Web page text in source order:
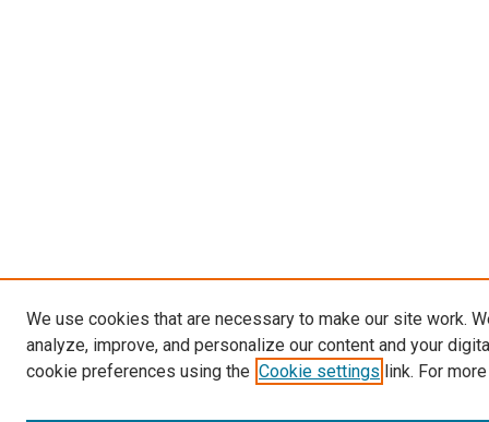
We use cookies that are necessary to make our site work.
analyze, improve, and personalize our content and your
cookie preferences using the Cookie settings link. For